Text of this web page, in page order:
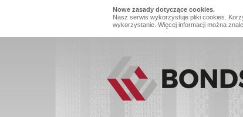
Nowe zasady dotyczące cookies.
Nasz serwis wykorzystuje pliki cookies.
wykorzystanie. Więcej informacji można